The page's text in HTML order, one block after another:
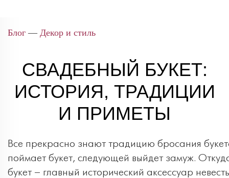
Блог — Декор и стиль
СВАДЕБНЫЙ БУКЕТ:
ИСТОРИЯ, ТРАДИЦИИ
И ПРИМЕТЫ
Все прекрасно знают традицию бросания
поймает букет, следующей выйдет замуж.
букет – главный исторический аксессуар